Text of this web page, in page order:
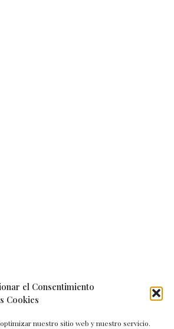
el Consentimiento
Cookies
nuestro sitio web y nuestro servicio.